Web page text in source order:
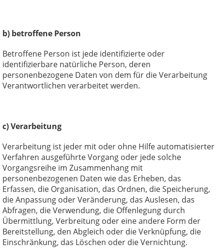
b) betroffene Person
Betroffene Person ist jede identifizierte oder
identifizierbare natürliche Person, deren
personenbezogene Daten von dem für die Verarbeitung
Verantwortlichen verarbeitet werden.
c) Verarbeitung
Verarbeitung ist jeder mit oder ohne Hilfe automatisierter
Verfahren ausgeführte Vorgang oder jede solche
Vorgangsreihe im Zusammenhang mit
personenbezogenen Daten wie das Erheben, das
Erfassen, die Organisation, das Ordnen, die Speicherung,
die Anpassung oder Veränderung, das Auslesen, das
Abfragen, die Verwendung, die Offenlegung durch
Übermittlung, Verbreitung oder eine andere Form der
Bereitstellung, den Abgleich oder die Verknüpfung, die
Einschränkung, das Löschen oder die Vernichtung.